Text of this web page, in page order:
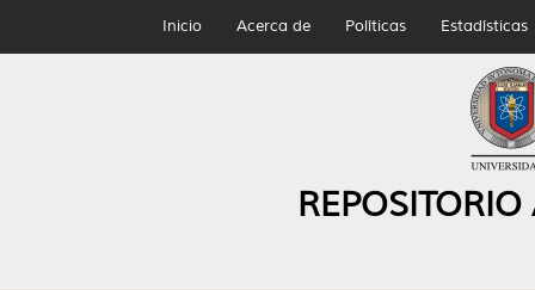
Inicio Acerca de Políticas Estadísticas